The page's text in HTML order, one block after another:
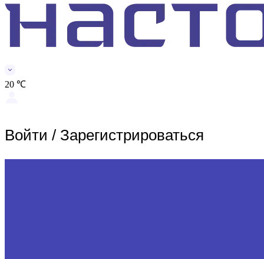
20 ℃
Войти / Зарегистрироваться